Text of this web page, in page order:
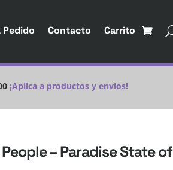
Pedido Contacto Carrito
¡Aplica a productos y envios!
– Paradise State of